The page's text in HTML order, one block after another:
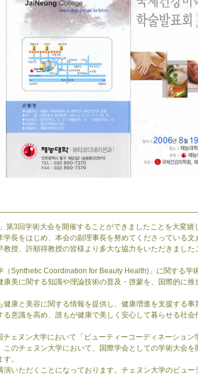
3回学術大会を開催することができましたことを大変嬉
長をはじめ、本会の副理事長を努めてくださっている文
授、許順得教授の皆様より多大な協力をいただきました
Synthetic Coordination for Beauty Health)」に関する学
美に関する知識や理論技術の普及・啓蒙を、国際的に推
康と美容に関する情報を提供し、健康増進を支援する事
意識を高め、誰もが健康で美しく安心して暮らせる社
ェヌン大学において「ビューティーコーディネーション
のチェヌン大学において、国際学会としての学術大会
。
いただくことになっております。チェヌン大学のビュー